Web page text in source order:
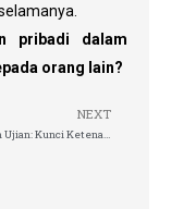
pribadi dalam
orang lain?
NEXT
Bersabar dalam Ujian: Kunci Ketenangan Jiwa dan Kekuatan Iman